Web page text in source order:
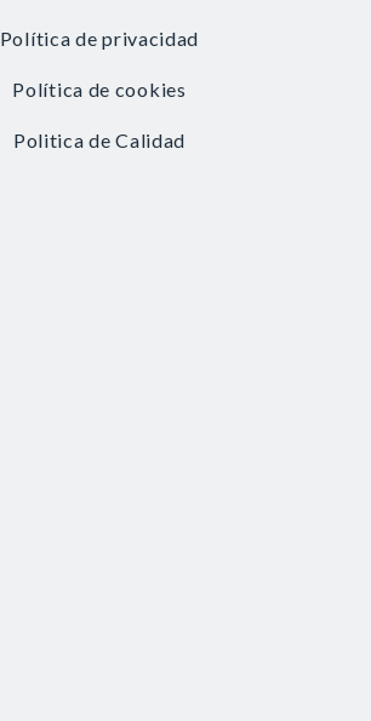
Política de privacidad
Política de cookies
Politica de Calidad